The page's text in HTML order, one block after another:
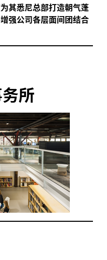
其悉尼总部打造朝气蓬
强公司各层面间团结合
所